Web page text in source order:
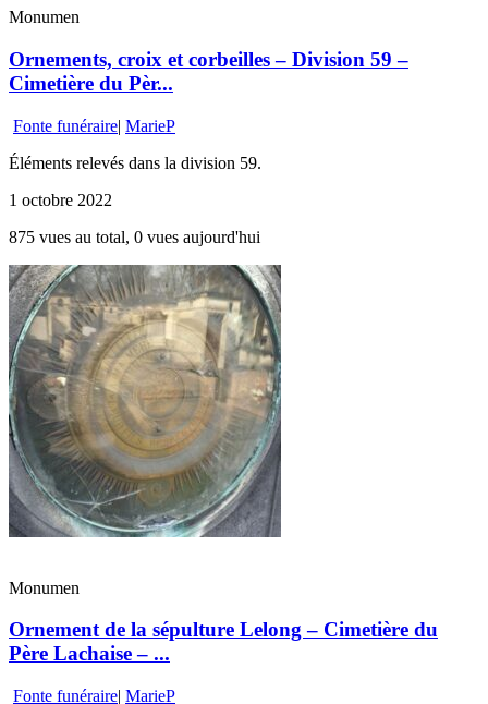
Monumen
Ornements, croix et corbeilles – Division 59 –
Cimetière du Pèr...
Fonte funéraire| MarieP
Éléments relevés dans la division 59.
1 octobre 2022
875 vues au total, 0 vues aujourd'hui
Monumen
Ornement de la sépulture Lelong – Cimetière du
Père Lachaise – ...
Fonte funéraire| MarieP